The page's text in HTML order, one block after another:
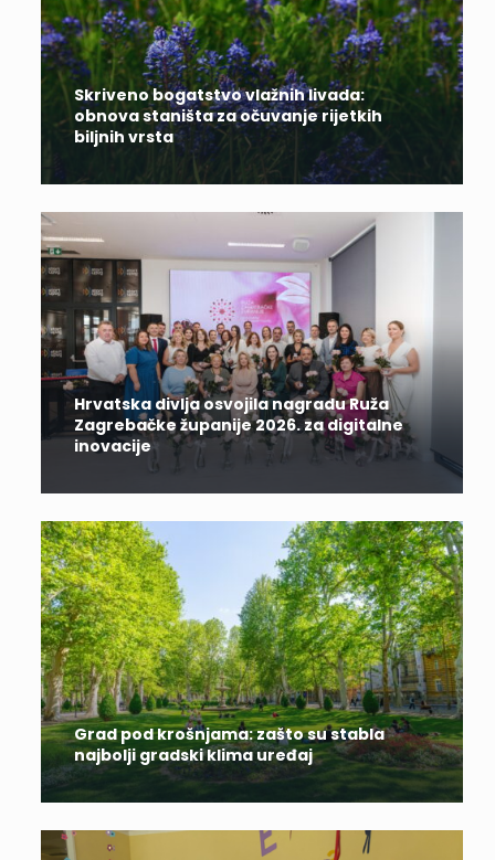
Skriveno bogatstvo vlažnih livada:
obnova staništa za očuvanje rijetkih
biljnih vrsta
Hrvatska divlja osvojila nagradu Ruža
Zagrebačke županije 2026. za digitalne
inovacije
Grad pod krošnjama: zašto su stabla
najbolji gradski klima uređaj